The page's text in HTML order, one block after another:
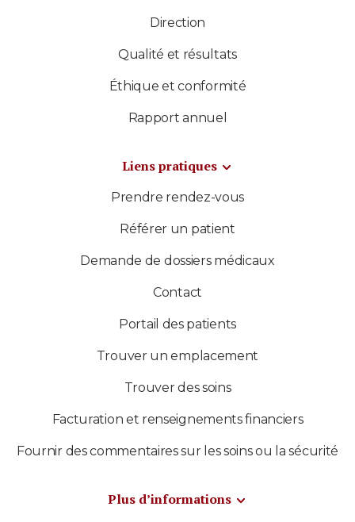
Direction
Qualité et résultats
Éthique et conformité
Rapport annuel
Liens pratiques
Prendre rendez-vous
Référer un patient
Demande de dossiers médicaux
Contact
Portail des patients
Trouver un emplacement
Trouver des soins
Facturation et renseignements financiers
Fournir des commentaires sur les soins ou la sécurité
Plus d’informations